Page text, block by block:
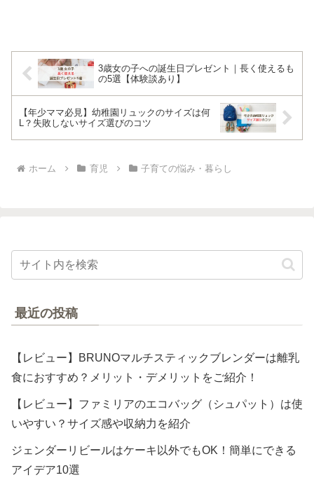
3歳女の子への誕生日プレゼント｜長く使えるも
の5選【体験談あり】
【年少ママ必見】幼稚園リュックのサイズは何
L？失敗しないサイズ選びのコツ
ホーム 育児 子育ての悩み・暮らし
最近の投稿
【レビュー】BRUNOマルチスティックブレンダーは離乳
食におすすめ？メリット・デメリットをご紹介！
【レビュー】ファミリアのエコバッグ（シュパット）は使
いやすい？サイズ感や収納力を紹介
ジェンダーリビールはケーキ以外でもOK！簡単にできる
アイデア10選